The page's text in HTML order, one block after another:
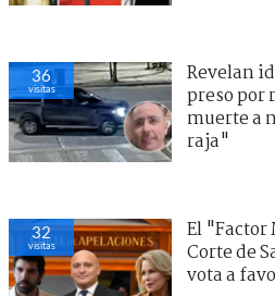
36
visitas
Revelan
preso por
muerte a
raja"
32
visitas
El
Corte de
vota a